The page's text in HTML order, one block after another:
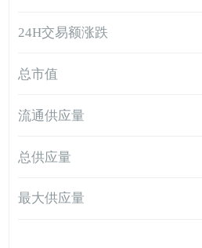
24H交易额涨跌
总市值
流通供应量
总供应量
最大供应量